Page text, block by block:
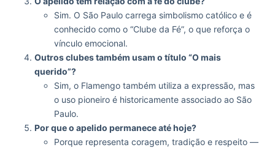
Sim. O São Paulo carrega simbolismo católico e é
conhecido como o “Clube da Fé”, o que reforça o
vínculo emocional.
Outros clubes também usam o título “O mais
querido”?
Sim, o Flamengo também utiliza a expressão, mas
o uso pioneiro é historicamente associado ao São
Paulo.
Por que o apelido permanece até hoje?
Porque representa coragem, tradição e respeito —